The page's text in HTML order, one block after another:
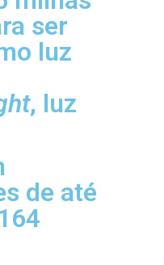
ser
luz
, luz
de até